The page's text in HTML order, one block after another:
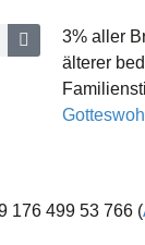
3% aller
älterer
176 499 53 766 (